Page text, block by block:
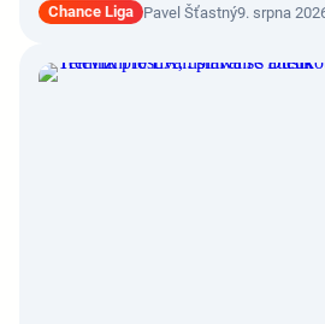
Chance Liga Pavel Šťastný9. srpna